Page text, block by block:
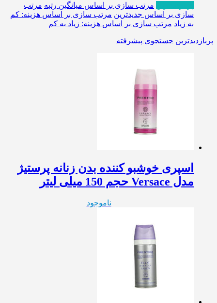
مرتب سازی بر اساس میانگین رتبه مرتب
سازی بر اساس جدیدترین مرتب سازی بر اساس هزینه: کم
به زیاد مرتب سازی بر اساس هزینه: زیاد به کم
پربازدیدترین جستجوی پیشرفته
اسپری خوشبو کننده بدن زنانه پرستیژ
مدل Versace حجم 150 میلی لیتر
ناموجود